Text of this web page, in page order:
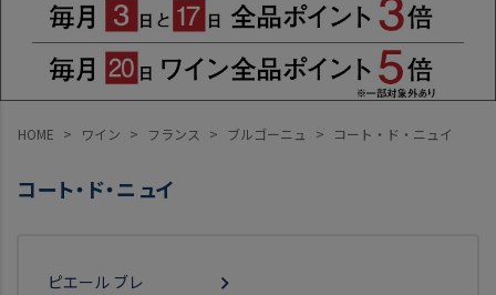
HOME ワイン フランス ブルゴーニュ コート・ド・ニュイ
コート・ド・ニュイ
ピエール ブレ